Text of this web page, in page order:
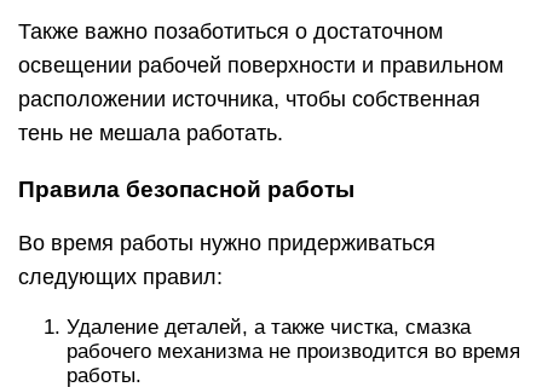
Также важно позаботиться о достаточном
освещении рабочей поверхности и правильном
расположении источника, чтобы собственная
тень не мешала работать.
Правила безопасной работы
Во время работы нужно придерживаться
следующих правил:
Удаление деталей, а также чистка, смазка
рабочего механизма не производится во время
работы.